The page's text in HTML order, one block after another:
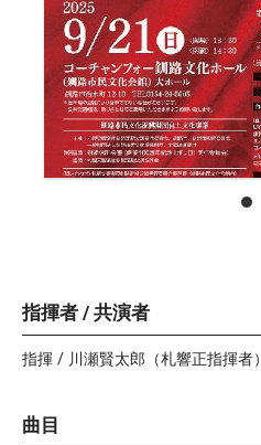
指揮者 / 共演者
指揮 / 川瀬賢太郎（札響正指揮者）
曲目